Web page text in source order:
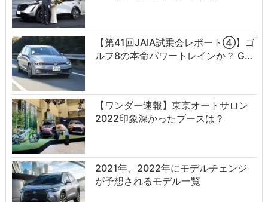
【第41回JAIA試乗会レポート④】ゴ
ルフ8の本命パワートレインか？ G…
【ワンダー速報】東京オートサロン
2022印象深かったブースは？
2021年、2022年にモデルチェンジ
が予想されるモデル一覧